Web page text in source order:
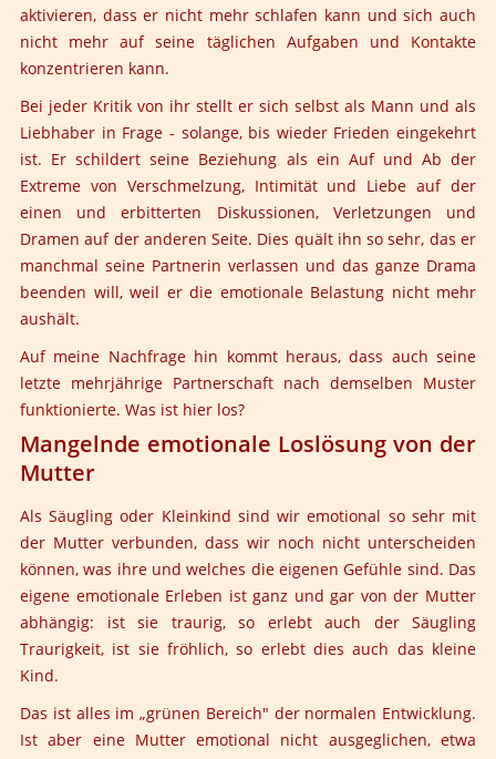
aktivieren, dass er nicht mehr schlafen kann und sich auch
nicht mehr auf seine täglichen Aufgaben und Kontakte
konzentrieren kann.
Bei jeder Kritik von ihr stellt er sich selbst als Mann und als
Liebhaber in Frage - solange, bis wieder Frieden eingekehrt
ist. Er schildert seine Beziehung als ein Auf und Ab der
Extreme von Verschmelzung, Intimität und Liebe auf der
einen und erbitterten Diskussionen, Verletzungen und
Dramen auf der anderen Seite. Dies quält ihn so sehr, das er
manchmal seine Partnerin verlassen und das ganze Drama
beenden will, weil er die emotionale Belastung nicht mehr
aushält.
Auf meine Nachfrage hin kommt heraus, dass auch seine
letzte mehrjährige Partnerschaft nach demselben Muster
funktionierte. Was ist hier los?
Mangelnde emotionale Loslösung von der
Mutter
Als Säugling oder Kleinkind sind wir emotional so sehr mit
der Mutter verbunden, dass wir noch nicht unterscheiden
können, was ihre und welches die eigenen Gefühle sind. Das
eigene emotionale Erleben ist ganz und gar von der Mutter
abhängig: ist sie traurig, so erlebt auch der Säugling
Traurigkeit, ist sie fröhlich, so erlebt dies auch das kleine
Kind.
Das ist alles im „grünen Bereich" der normalen Entwicklung.
Ist aber eine Mutter emotional nicht ausgeglichen, etwa